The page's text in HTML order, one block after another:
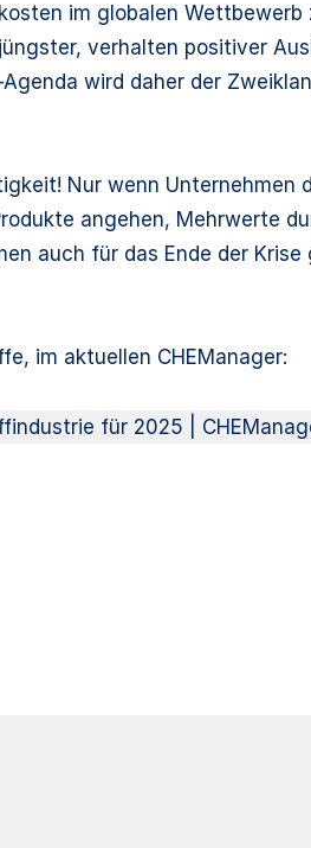
im globalen
verhalten positiver
wird daher der
Nur wenn
angehen, Mehrwerte
auch für das Ende der
im aktuellen CHEManager:
für 2025 |